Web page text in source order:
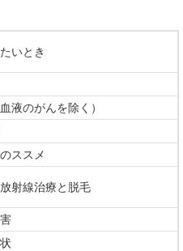
いとき
液のがんを除く）
ススメ
射線治療と脱毛